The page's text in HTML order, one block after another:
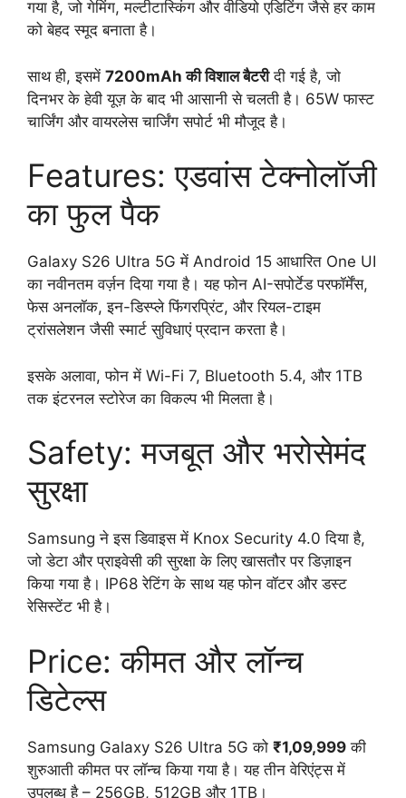
गया है, जो गेमिंग, मल्टीटास्किंग और वीडियो एडिटिंग जैसे हर काम
को बेहद स्मूद बनाता है।
साथ ही, इसमें 7200mAh की विशाल बैटरीदी गई है, जो
दिनभर के हेवी यूज़ के बाद भी आसानी से चलती है। 65W फास्ट
चार्जिंग और वायरलेस चार्जिंग सपोर्ट भी मौजूद है।
Features: एडवांस टेक्नोलॉजी
का फुल पैक
Galaxy S26 Ultra 5G में Android 15 आधारित One UI
का नवीनतम वर्ज़न दिया गया है। यह फोन AI-सपोर्टेड परफॉर्मेंस,
फेस अनलॉक, इन-डिस्प्ले फिंगरप्रिंट, और रियल-टाइम
ट्रांसलेशन जैसी स्मार्ट सुविधाएं प्रदान करता है।
इसके अलावा, फोन में Wi-Fi 7, Bluetooth 5.4, और 1TB
तक इंटरनल स्टोरेज का विकल्प भी मिलता है।
Safety: मजबूत और भरोसेमंद
सुरक्षा
Samsung ने इस डिवाइस में Knox Security 4.0 दिया है,
जो डेटा और प्राइवेसी की सुरक्षा के लिए खासतौर पर डिज़ाइन
किया गया है। IP68 रेटिंग के साथ यह फोन वॉटर और डस्ट
रेसिस्टेंट भी है।
Price: कीमत और लॉन्च
डिटेल्स
Samsung Galaxy S26 Ultra 5G को ₹1,09,999 की
शुरुआती कीमत पर लॉन्च किया गया है। यह तीन वेरिएंट्स में
उपलब्ध है – 256GB, 512GB और 1TB।